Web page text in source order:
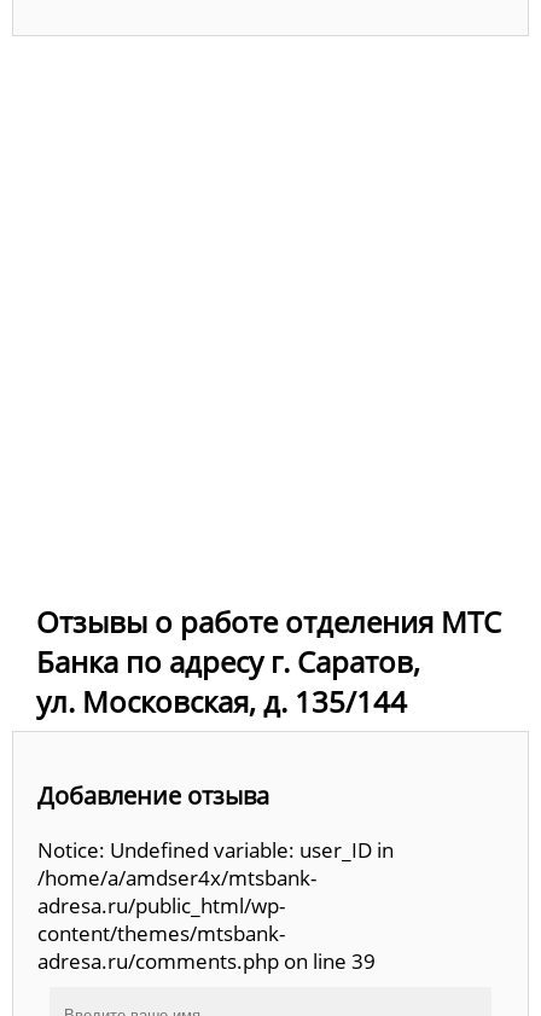
Отзывы о работе отделения МТС
Банка по адресу г. Саратов,
ул. Московская, д. 135/144
Добавление отзыва
Notice: Undefined variable: user_ID in
/home/a/amdser4x/mtsbank-
adresa.ru/public_html/wp-
content/themes/mtsbank-
adresa.ru/comments.php on line 39